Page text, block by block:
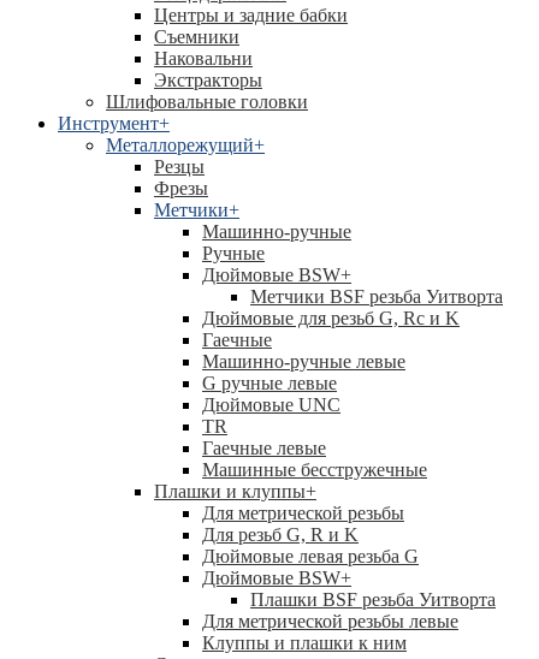
Центры и задние бабки
Съемники
Наковальни
Экстракторы
Шлифовальные головки
Инструмент+
Металлорежущий+
Резцы
Фрезы
Метчики+
Машинно-ручные
Ручные
Дюймовые BSW+
Метчики BSF резьба Уитворта
Дюймовые для резьб G, Rc и K
Гаечные
Машинно-ручные левые
G ручные левые
Дюймовые UNC
TR
Гаечные левые
Машинные бесстружечные
Плашки и клуппы+
Для метрической резьбы
Для резьб G, R и K
Дюймовые левая резьба G
Дюймовые BSW+
Плашки BSF резьба Уитворта
Для метрической резьбы левые
Клуппы и плашки к ним